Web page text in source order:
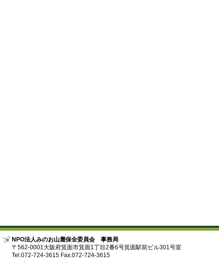
NPO法人みのお山麓保全委員会 事務局
〒562-0001大阪府箕面市箕面1丁目2番6号箕面駅前ビル301号室
Tel.072-724-3615 Fax.072-724-3615